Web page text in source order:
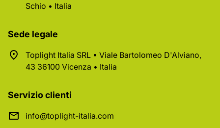
Schio • Italia
Sede legale
Toplight Italia SRL • Viale Bartolomeo D'Alviano,
43 36100 Vicenza • Italia
Servizio clienti
info@toplight-italia.com